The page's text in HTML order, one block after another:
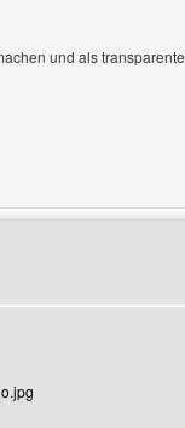
und als
coolplace